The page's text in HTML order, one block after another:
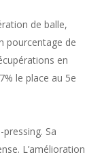
de balle,
pourcentage de
en
le place au 5e
Sa
L’amélioration